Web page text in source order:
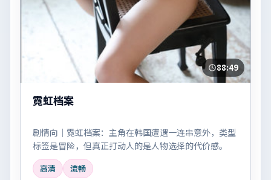
88:49
霓虹档案
剧情向｜霓虹档案：主角在韩国遭遇一连串意外，类型
标签是冒险，但真正打动人的是人物选择的代价感。
高清
流畅